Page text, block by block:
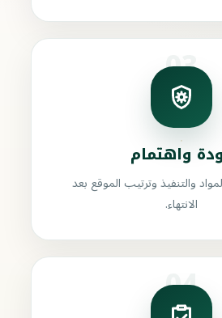
03
واهتمام
والتنفيذ وترتيب الموقع بعد
الانتهاء.
04